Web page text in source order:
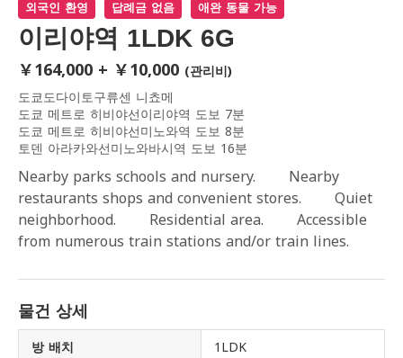
외국인 환영 답례금 없음 애완 동물 가능
이리야역 1LDK 6G
￥164,000 + ￥10,000 (관리비)
도쿄도다이토구류센 니쵸메
도쿄 메트로 히비야선이리야역 도보 7분
도쿄 메트로 히비야선미노와역 도보 8분
토덴 아라카와선미노와바시역 도보 16분
Nearby parks schools and nursery. Nearby
restaurants shops and convenient stores. Quiet
neighborhood. Residential area. Accessible
from numerous train stations and/or train lines.
물건 상세
방 배치 1LDK